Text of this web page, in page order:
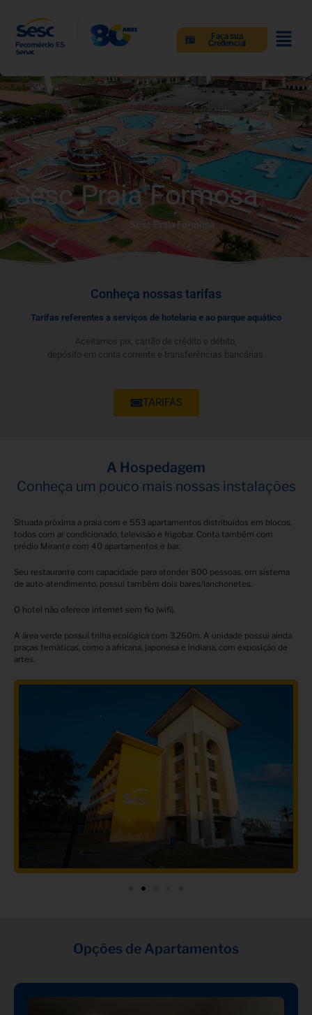
Faça sua
Credencial
Sesc Praia Formosa
Sesc Espiríto Santo Sesc Praia Formosa
Conheça nossas tarifas
Tarifas referentes a serviços de hotelaria e ao parque aquático
Aceitamos pix, cartão de crédito e débito,
depósito em conta corrente e transferências bancárias.
TARIFAS
A Hospedagem
Conheça um pouco mais nossas instalações
Situada próxima a praia com e 553 apartamentos distribuídos em blocos,
todos com ar condicionado, televisão e frigobar. Conta também com
prédio Mirante com 40 apartamentos e bar.
Seu restaurante com capacidade para atender 800 pessoas, em sistema
de auto-atendimento, possui também dois bares/lanchonetes.
O hotel não oferece internet sem fio (wifi).
A área verde possui trilha ecológica com 3.260m. A unidade possui ainda
praças temáticas, como a africana, japonesa e indiana, com exposição de
artes.
Opções de Apartamentos